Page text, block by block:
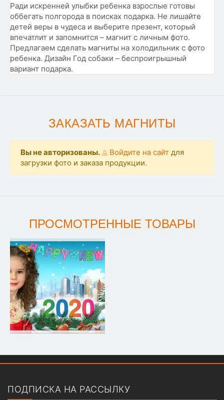
Ради искренней улыбки ребенка взрослые готовы
оббегать полгорода в поисках подарка. Не лишайте
детей веры в чудеса и выберите презент, который
впечатлит и запомнится – магнит с личным фото.
Предлагаем сделать магниты на холодильник с фото
ребенка. Дизайн Год собаки – беспроигрышный
вариант подарка.
ЗАКАЗАТЬ МАГНИТЫ
Вы не авторизованы. Войдите на сайт для
загрузки фото и заказа продукции.
ПРОСМОТРЕННЫЕ ТОВАРЫ
ПОДПИСКА НА РАССЫЛКУ